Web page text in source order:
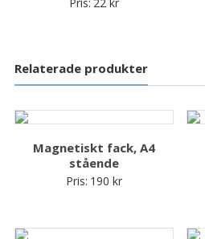
Relaterade produkter
Magnetiskt fack, A4
stående
Pris: 190 kr